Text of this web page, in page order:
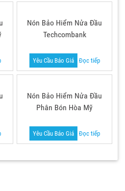
Nón Bảo Hiểm Nửa Đầu
Techcombank
Yêu Cầu Báo Giá Đọc tiếp
Nón Bảo Hiểm Nửa Đầu
Phân Bón Hòa Mỹ
Yêu Cầu Báo Giá Đọc tiếp